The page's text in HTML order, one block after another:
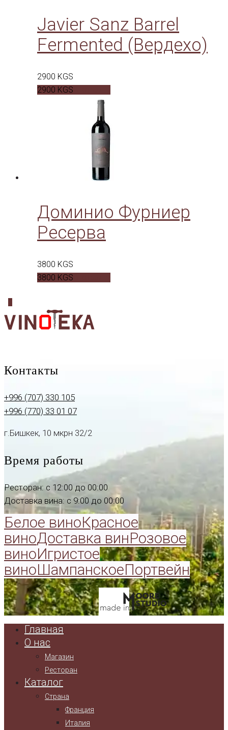
Javier Sanz Barrel
Fermented (Вердехо)
2900 KGS
2900 KGS
Доминио Фурниер
Рeсерва
3800 KGS
3800 KGS
Контакты
+996 (707) 330 105
+996 (770) 33 01 07
г.Бишкек, 10 мкрн 32/2
Время работы
Ресторан: с 12:00 до 00:00
Доставка вина: с 9:00 до 00:00
Белое виноКрасное
виноДоставка винРозовое
виноИгристое
виноШампанскоеПортвейн
Главная
О нас
Магазин
Ресторан
Каталог
Страна
Франция
Италия